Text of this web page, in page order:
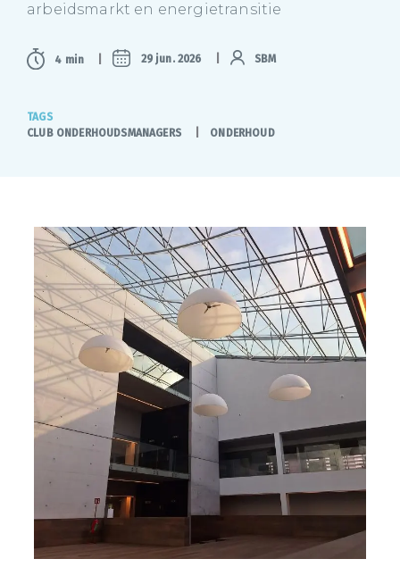
arbeidsmarkt en energietransitie
4 min 29 jun. 2026 SBM
TAGS
CLUB ONDERHOUDSMANAGERS
ONDERHOUD